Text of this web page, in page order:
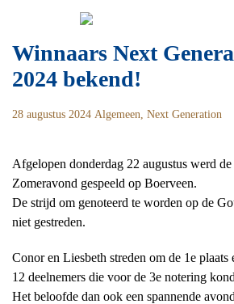
Winnaars Next
2024 bekend!
28 augustus 2024 Algemeen, Next Generation
Afgelopen donderdag 22 augustus werd
Zomeravond gespeeld op Boerveen.
De strijd om genoteerd te worden op de
niet gestreden.
Conor en Liesbeth streden om de 1e plaats
12 deelnemers die voor de 3e notering
Het beloofde dan ook een spannende